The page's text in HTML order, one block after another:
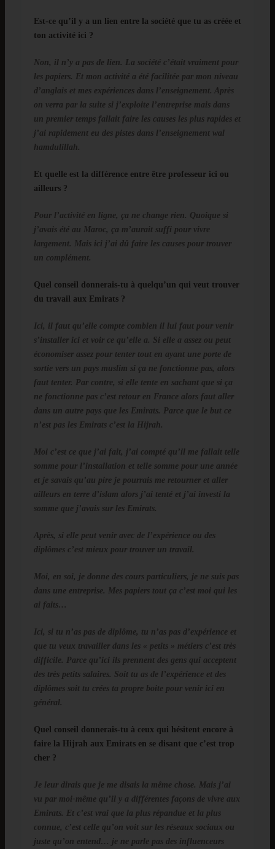
Est-ce qu’il y a un lien entre la société que tu as créée et
ton activité ici ?
Non, il n’y a pas de lien. La société c’était vraiment pour
les papiers. Et mon activité a été facilitée par mon niveau
d’anglais et mes expériences dans l’enseignement. Après
on verra par la suite si j’exploite l’entreprise mais dans
un premier temps fallait faire les causes les plus rapides et
j’ai rapidement eu des pistes dans l’enseignement wal
hamdulillah.
Et quelle est la différence entre être professeur ici ou
ailleurs ?
Pour l’activité en ligne, ça ne change rien. Quoique si
j’avais été au Maroc, ça m’aurait suffi pour vivre
largement. Mais ici j’ai dû faire les causes pour trouver
un complément.
Quel conseil donnerais-tu à quelqu’un qui veut trouver
du travail aux Emirats ?
Ici, il faut qu’elle compte combien il lui faut pour venir
s’installer ici et voir ce qu’elle a. Si elle a assez ou peut
économiser assez pour tenter tout en ayant une porte de
sortie vers un pays muslim si ça ne fonctionne pas, alors
faut tenter. Par contre, si elle tente en sachant que si ça
ne fonctionne pas c’est retour en France alors faut aller
dans un autre pays que les Emirats. Parce que le but ce
n’est pas les Emirats c’est la Hijrah.
Moi c’est ce que j’ai fait, j’ai compté qu’il me fallait telle
somme pour l’installation et telle somme pour une année
et je savais qu’au pire je pourrais me retourner et aller
ailleurs en terre d’islam alors j’ai tenté et j’ai investi la
somme que j’avais sur les Emirats.
Après, si elle peut venir avec de l’expérience ou des
diplômes c’est mieux pour trouver un travail.
Moi, en soi, je donne des cours particuliers, je ne suis pas
dans une entreprise. Mes papiers tout ça c’est moi qui les
ai faits…
Ici, si tu n’as pas de diplôme, tu n’as pas d’expérience et
que tu veux travailler dans les « petits » métiers c’est très
difficile. Parce qu’ici ils prennent des gens qui acceptent
des très petits salaires. Soit tu as de l’expérience et des
diplômes soit tu crées ta propre boite pour venir ici en
général.
Quel conseil donnerais-tu à ceux qui hésitent encore à
faire la Hijrah aux Emirats en se disant que c’est trop
cher ?
Je leur dirais que je me disais la même chose. Mais j’ai
vu par moi-même qu’il y a différentes façons de vivre aux
Emirats. Et c’est vrai que la plus répandue et la plus
connue, c’est celle qu’on voit sur les réseaux sociaux ou
juste qu’on entend… je ne parle pas des influenceurs